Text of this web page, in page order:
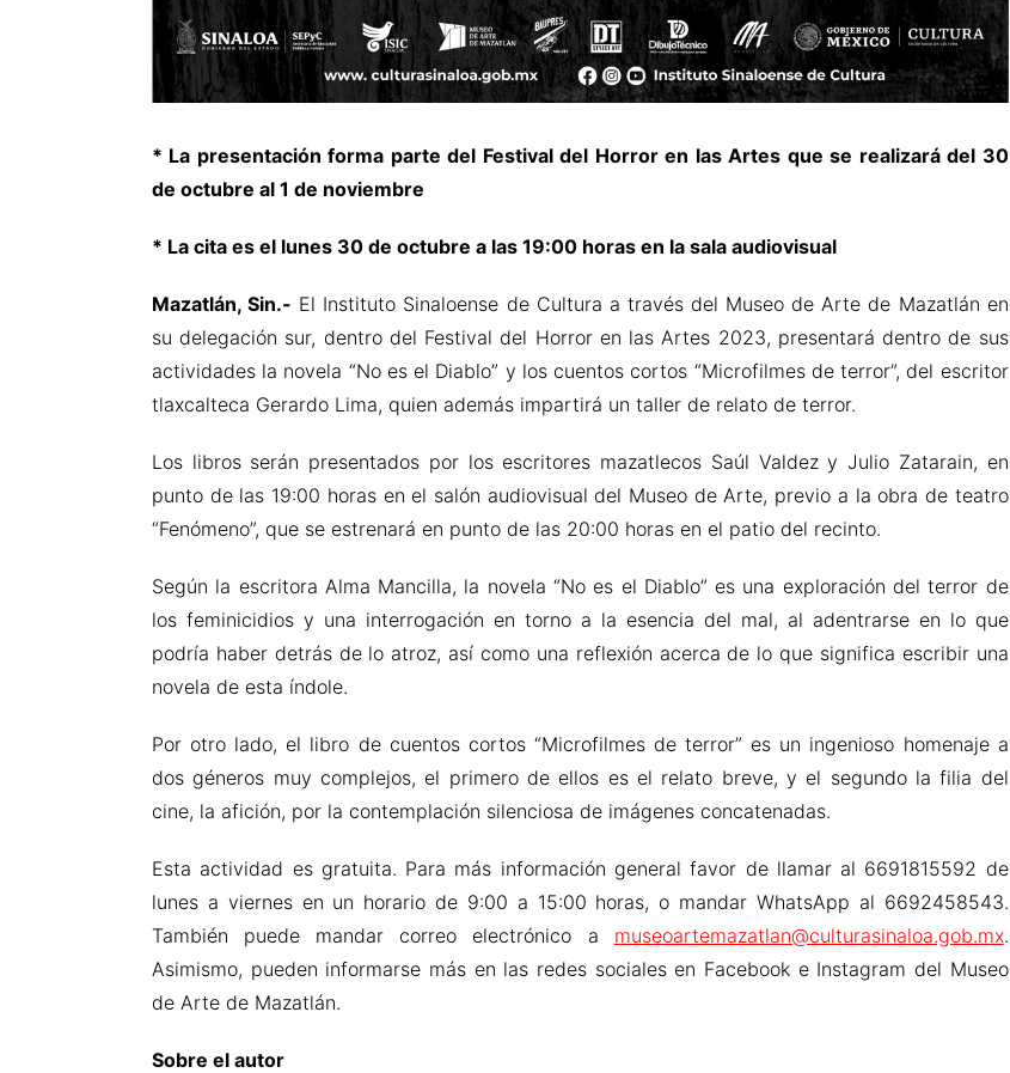
* La presentación forma parte del Festival del Horror en las Artes que se realizará del 30
de octubre al 1 de noviembre
* La cita es el lunes 30 de octubre a las 19:00 horas en la sala audiovisual
Mazatlán, Sin.- El Instituto Sinaloense de Cultura a través del Museo de Arte de Mazatlán en
su delegación sur, dentro del Festival del Horror en las Artes 2023, presentará dentro de sus
actividades la novela “No es el Diablo” y los cuentos cortos “Microfilmes de terror”, del escritor
tlaxcalteca Gerardo Lima, quien además impartirá un taller de relato de terror.
Los libros serán presentados por los escritores mazatlecos Saúl Valdez y Julio Zatarain, en
punto de las 19:00 horas en el salón audiovisual del Museo de Arte, previo a la obra de teatro
“Fenómeno”, que se estrenará en punto de las 20:00 horas en el patio del recinto.
Según la escritora Alma Mancilla, la novela “No es el Diablo” es una exploración del terror de
los feminicidios y una interrogación en torno a la esencia del mal, al adentrarse en lo que
podría haber detrás de lo atroz, así como una reflexión acerca de lo que significa escribir una
novela de esta índole.
Por otro lado, el libro de cuentos cortos “Microfilmes de terror” es un ingenioso homenaje a
dos géneros muy complejos, el primero de ellos es el relato breve, y el segundo la filia del
cine, la afición, por la contemplación silenciosa de imágenes concatenadas.
Esta actividad es gratuita. Para más información general favor de llamar al 6691815592 de
lunes a viernes en un horario de 9:00 a 15:00 horas, o mandar WhatsApp al 6692458543.
También puede mandar correo electrónico a museoartemazatlan@culturasinaloa.gob.mx.
Asimismo, pueden informarse más en las redes sociales en Facebook e Instagram del Museo
de Arte de Mazatlán.
Sobre el autor